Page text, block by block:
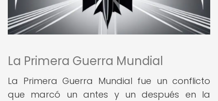
La Primera Guerra Mundial
La Primera Guerra Mundial fue un conflicto
que marcó un antes y un después en la